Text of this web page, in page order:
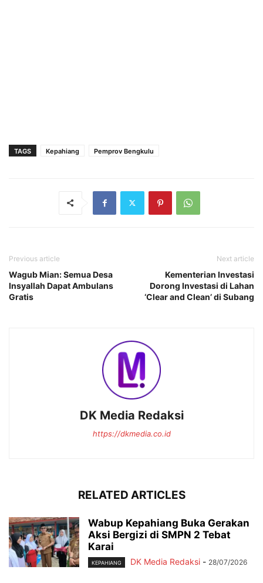
TAGS Kepahiang Pemprov Bengkulu
Previous article
Wagub Mian: Semua Desa
Insyallah Dapat Ambulans
Gratis
Next article
Kementerian Investasi
Dorong Investasi di Lahan
‘Clear and Clean’ di Subang
DK Media Redaksi
https://dkmedia.co.id
RELATED ARTICLES
Wabup Kepahiang Buka Gerakan
Aksi Bergizi di SMPN 2 Tebat
Karai
KEPAHIANG DK Media Redaksi - 28/07/2026